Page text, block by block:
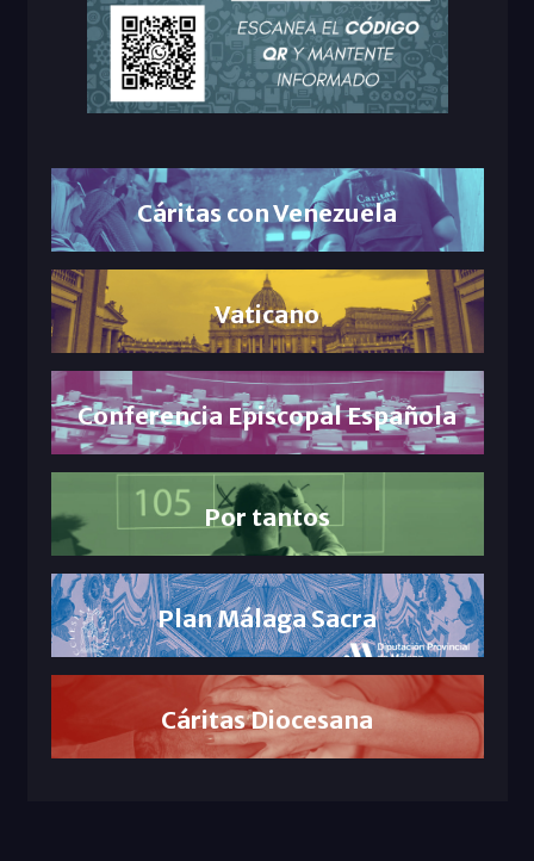
Cáritas con Venezuela
Vaticano
Conferencia Episcopal Española
Por tantos
Plan Málaga Sacra
Cáritas Diocesana